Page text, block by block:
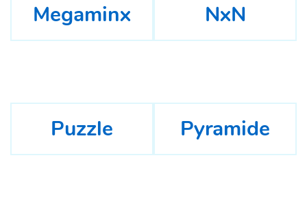
Megaminx NxN
Puzzle Pyramide